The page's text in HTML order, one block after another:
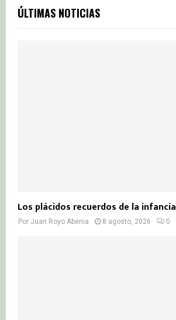
c
h
ÚLTIMAS NOTICIAS
Los plácidos recuerdos de la infancia
Por Juan Royo Abenia 8 agosto, 2026 0